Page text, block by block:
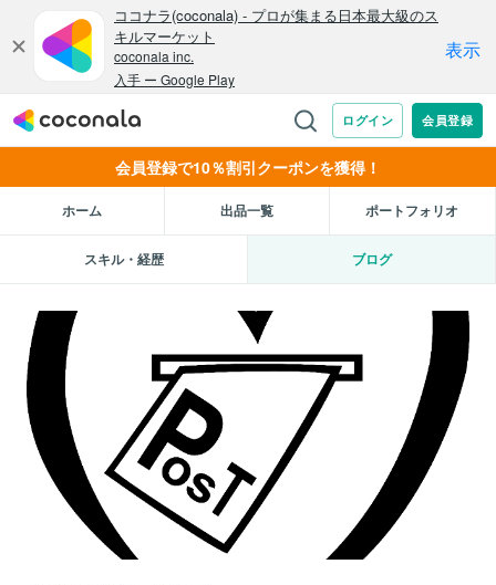
会員登録で10％割引クーポンを獲得！
ホーム 出品一覧 ポートフォリオ
スキル・経歴 ブログ